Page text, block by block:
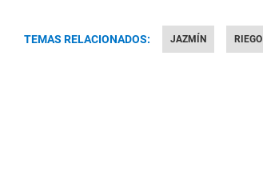
TEMAS RELACIONADOS: JAZMÍN RIEGO